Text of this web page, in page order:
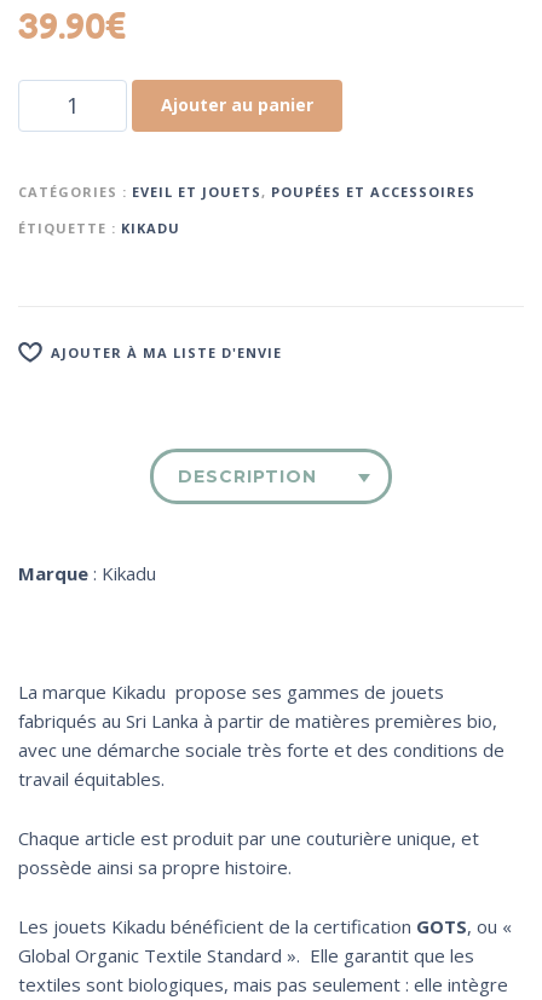
39.90€
Ajouter au panier
CATÉGORIES : EVEIL ET JOUETS, POUPÉES ET ACCESSOIRES
ÉTIQUETTE : KIKADU
AJOUTER À MA LISTE D'ENVIE
DESCRIPTION
Marque : Kikadu
La marque Kikadu propose ses gammes de jouets
fabriqués au Sri Lanka à partir de matières premières bio,
avec une démarche sociale très forte et des conditions de
travail équitables.
Chaque article est produit par une couturière unique, et
possède ainsi sa propre histoire.
Les jouets Kikadu bénéficient de la certification GOTS, ou «
Global Organic Textile Standard ». Elle garantit que les
textiles sont biologiques, mais pas seulement : elle intègre